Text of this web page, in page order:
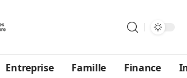
Entreprise Famille Finance